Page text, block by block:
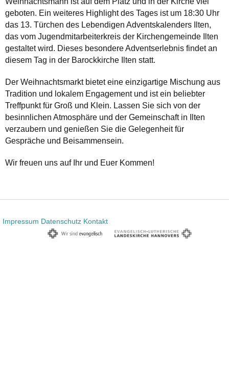
geboten. Ein weiteres Highlight des Tages ist um 18:30 Uhr
das 13. Türchen des Lebendigen Adventskalenders Ilten,
das vom Jugendmitarbeiterkreis der Kirchengemeinde Ilten
gestaltet wird. Dieses besondere Adventserlebnis findet an
diesem Tag in der Barockkirche Ilten statt.
Der Weihnachtsmarkt bietet eine einzigartige Mischung aus
Tradition und lokalem Engagement und ist ein beliebter
Treffpunkt für Groß und Klein. Lassen Sie sich von der
besinnlichen Atmosphäre und der Gemeinschaft in Ilten
verzaubern und genießen Sie die Gelegenheit für
Gespräche und Beisammensein.
Wir freuen uns auf Ihr und Euer Kommen!
Impressum Datenschutz Kontakt